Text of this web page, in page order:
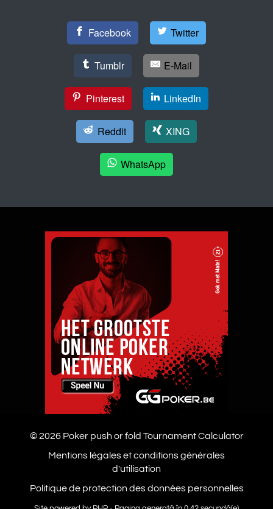
Facebook Twitter
Tumblr E-Mail
Pinterest LinkedIn
Reddit XING
WhatsApp
© 2026 Poker push or fold Tournament Calculator
Mentions légales et conditions générales
d'utilisation
Politique de protection des données personnelles